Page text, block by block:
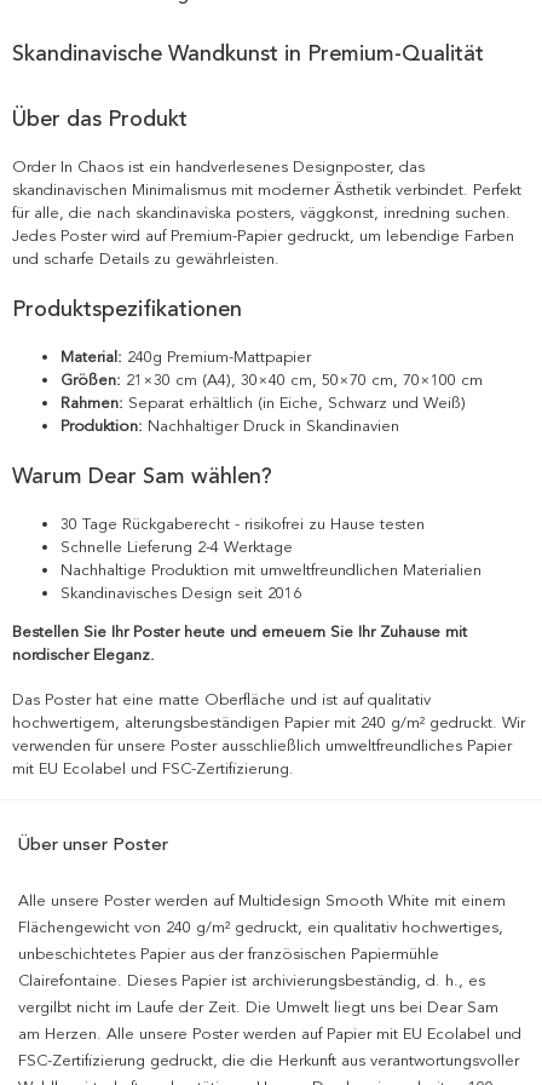
Skandinavische Wandkunst in Premium-Qualität
Über das Produkt
Order In Chaos ist ein handverlesenes Designposter, das
skandinavischen Minimalismus mit moderner Ästhetik verbindet. Perfekt
für alle, die nach skandinaviska posters, väggkonst, inredning suchen.
Jedes Poster wird auf Premium-Papier gedruckt, um lebendige Farben
und scharfe Details zu gewährleisten.
Produktspezifikationen
Material: 240g Premium-Mattpapier
Größen: 21×30 cm (A4), 30×40 cm, 50×70 cm, 70×100 cm
Rahmen: Separat erhältlich (in Eiche, Schwarz und Weiß)
Produktion: Nachhaltiger Druck in Skandinavien
Warum Dear Sam wählen?
30 Tage Rückgaberecht - risikofrei zu Hause testen
Schnelle Lieferung 2-4 Werktage
Nachhaltige Produktion mit umweltfreundlichen Materialien
Skandinavisches Design seit 2016
Bestellen Sie Ihr Poster heute und erneuern Sie Ihr Zuhause mit
nordischer Eleganz.
Das Poster hat eine matte Oberfläche und ist auf qualitativ
hochwertigem, alterungsbeständigen Papier mit 240 g/m² gedruckt. Wir
verwenden für unsere Poster ausschließlich umweltfreundliches Papier
mit EU Ecolabel und FSC-Zertifizierung.
Über unser Poster
Alle unsere Poster werden auf Multidesign Smooth White mit einem
Flächengewicht von 240 g/m² gedruckt, ein qualitativ hochwertiges,
unbeschichtetes Papier aus der französischen Papiermühle
Clairefontaine. Dieses Papier ist archivierungsbeständig, d. h., es
vergilbt nicht im Laufe der Zeit. Die Umwelt liegt uns bei Dear Sam
am Herzen. Alle unsere Poster werden auf Papier mit EU Ecolabel und
FSC-Zertifizierung gedruckt, die die Herkunft aus verantwortungsvoller